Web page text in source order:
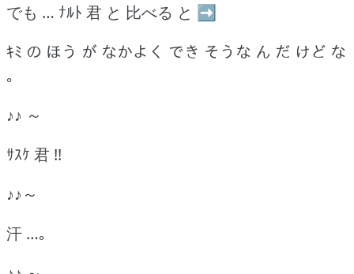
でも … ﾅﾙﾄ 君 と 比べる と ➡
ｷﾐ の ほう が なかよく でき そうな ん だ けど な
｡
♪♪ ～
ｻｽｹ 君 !!
♪♪～
汗 …｡